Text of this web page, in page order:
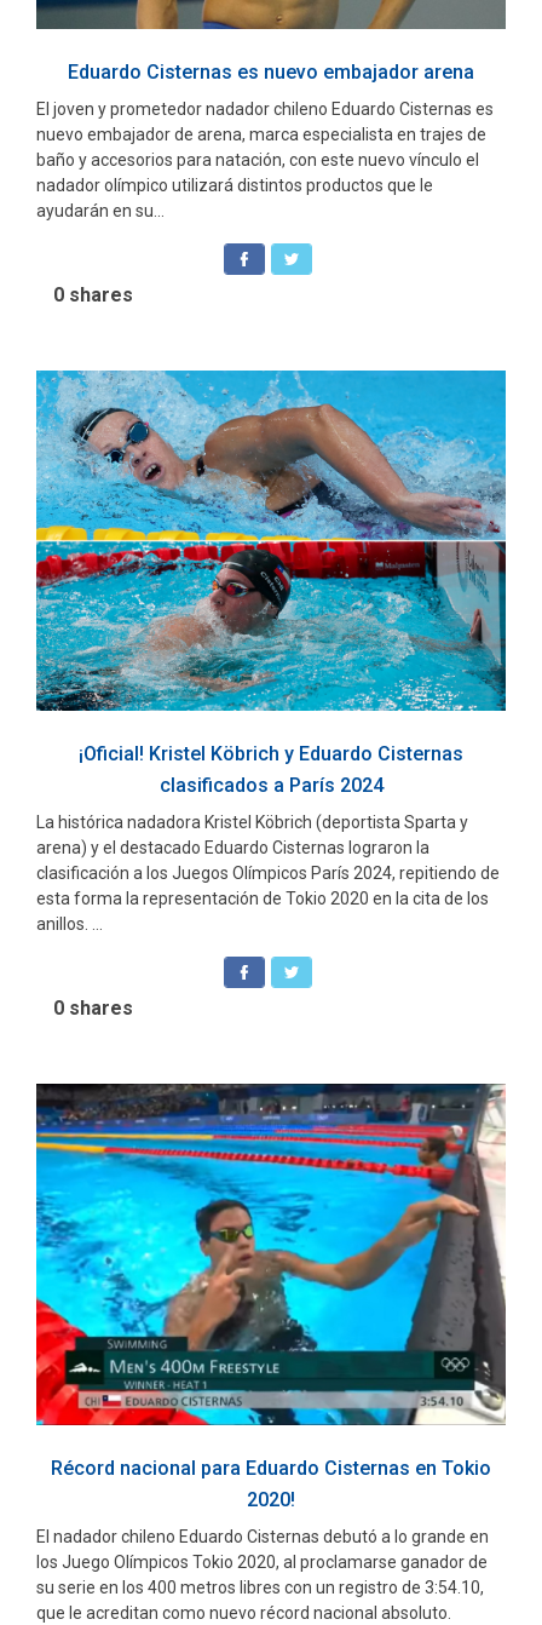
Eduardo Cisternas es nuevo embajador arena
El joven y prometedor nadador chileno Eduardo Cisternas es
nuevo embajador de arena, marca especialista en trajes de
baño y accesorios para natación, con este nuevo vínculo el
nadador olímpico utilizará distintos productos que le
ayudarán en su...
0 shares
¡Oficial! Kristel Köbrich y Eduardo Cisternas
clasificados a París 2024
La histórica nadadora Kristel Köbrich (deportista Sparta y
arena) y el destacado Eduardo Cisternas lograron la
clasificación a los Juegos Olímpicos París 2024, repitiendo de
esta forma la representación de Tokio 2020 en la cita de los
anillos. ...
0 shares
Récord nacional para Eduardo Cisternas en Tokio
2020!
El nadador chileno Eduardo Cisternas debutó a lo grande en
los Juego Olímpicos Tokio 2020, al proclamarse ganador de
su serie en los 400 metros libres con un registro de 3:54.10,
que le acreditan como nuevo récord nacional absoluto.